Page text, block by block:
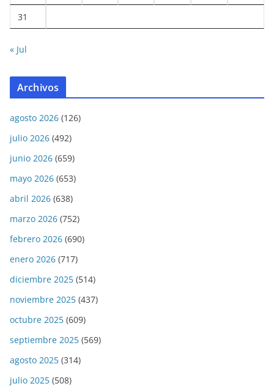
31
« Jul
Archivos
agosto 2026 (126)
julio 2026 (492)
junio 2026 (659)
mayo 2026 (653)
abril 2026 (638)
marzo 2026 (752)
febrero 2026 (690)
enero 2026 (717)
diciembre 2025 (514)
noviembre 2025 (437)
octubre 2025 (609)
septiembre 2025 (569)
agosto 2025 (314)
julio 2025 (508)